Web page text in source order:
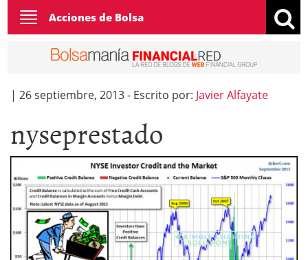
Toggle
navigation
Acciones de Bolsa
| 26 septiembre, 2013- Escrito por: Javier Alfayate
nyseprestado